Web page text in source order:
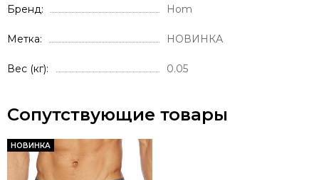
Бренд Hom
Метка НОВИНКА
Вес (кг) 0.05
Сопутствующие товары
НОВИНКА